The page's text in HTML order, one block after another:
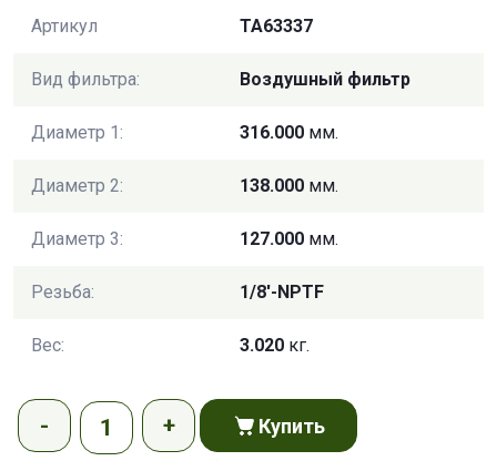
Артикул TA63337
Вид фильтра: Воздушный фильтр
Диаметр 1: 316.000 мм.
Диаметр 2: 138.000 мм.
Диаметр 3: 127.000 мм.
Резьба: 1/8'-NPTF
Вес: 3.020 кг.
Купить